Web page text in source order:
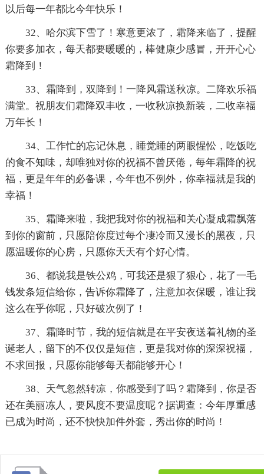
以后每一年都比今年快乐！
32、哈尔滨下雪了！寒意更浓了，霜降来临了，提醒
你要多加衣，每天都要暖暖的，棒健康少感冒，开开心心
霜降到！
33、霜降到，双降到！一降风霜送秋凉。二降欢乐福
满堂。祝朋友们霜降双丰收，一收秋凉换新装，二收幸福
万年长！
34、工作忙的忘记休息，睡觉睡的两眼惺忪，吃饭吃
的食不知味，却唯独对你的祝福不曾厌倦，每年霜降的祝
福，更是年年的必备课，今年也不例外，你幸福就是我的
幸福！
35、霜降来啦，我把我对你的祝福和关心凝成霜飘落
到你的窗前，只愿陪你度过每个凄冷而又漫长的黑夜，只
愿温暖你的心房，只愿你天天有个好心情。
36、都说我是铁公鸡，可我还是狠了狠心，花了一毛
钱发条短信给你，告诉你霜降了，注意加衣保暖，谁让我
这么在乎你呢，只好破次例了！
37、霜降时节，我的短信就是在平安夜送着礼物的圣
诞老人，留下的不仅仅是短信，更是我对你的深深祝福，
不求回报，只愿你能够每天都能够开心！
38、天气忽然转凉，你感受到了吗？霜降到，你是否
还在美丽冻人，要风度不要温度呢？据调查：今年厚重感
已成为时尚，还不快快加件外套，秀出你的时尚！